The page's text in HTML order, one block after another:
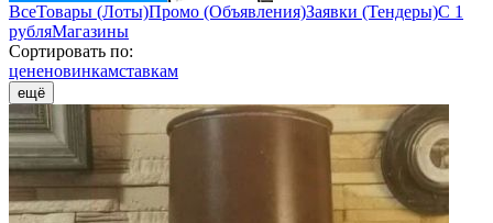
ВсеТовары (Лоты)Промо (Объявления)Заявки (Тендеры)С 1
рубляМагазины
Сортировать по:
цененовинкамставкам
ещё